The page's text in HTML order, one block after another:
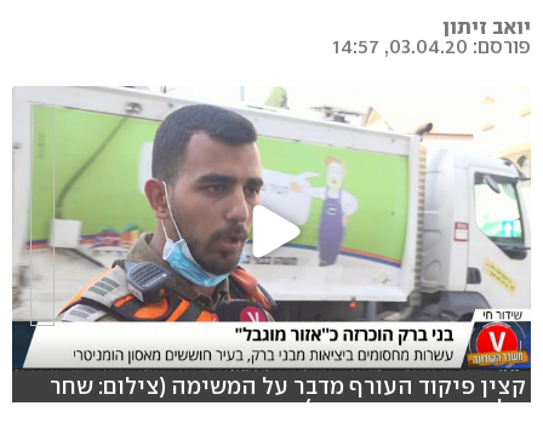
יואב זיתון
פורסם: 03.04.20, 14:57
קצין פיקוד העורף מדבר על המשימה (צילום: שחר
גולדשטיין, משי בן עמי)